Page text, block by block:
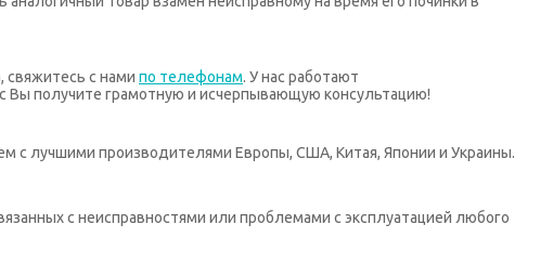
свяжитесь с нами по телефонам. У нас работают
Вы получите грамотную и исчерпывающую консультацию!
с лучшими производителями Европы, США, Китая, Японии и Украины.
с неисправностями или проблемами с эксплуатацией любого